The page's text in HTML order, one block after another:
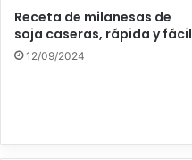
Receta de milanesas de
soja caseras, rápida y fácil
12/09/2024